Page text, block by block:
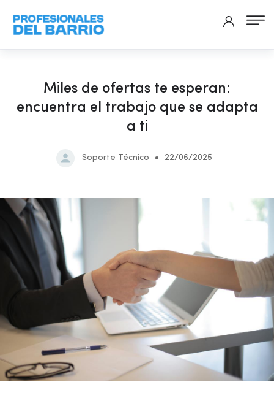
Miles de ofertas te esperan:
encuentra el trabajo que se adapta
a ti
Soporte Técnico 22/06/2025